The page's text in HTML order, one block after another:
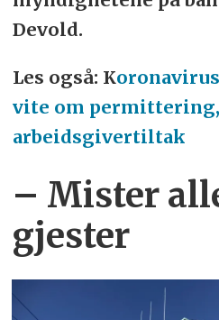
Devold.
Les også: K
vite om
arbeidsgivertiltak
– Mister
gjester